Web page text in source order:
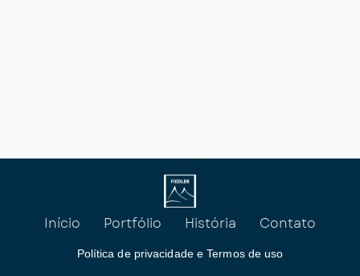
Início Portfólio História Contato
Política de privacidade e Termos de uso